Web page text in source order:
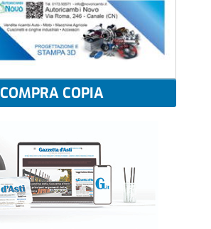
COMPRA COPIA